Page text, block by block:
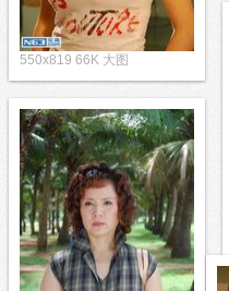
550x819 66K 大图